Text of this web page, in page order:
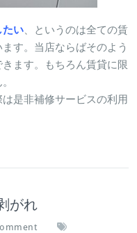
たい、というのは全ての賃
す。当店ならばそのよう
ます。もちろん賃貸に限
是非補修サービスの利用
がれ